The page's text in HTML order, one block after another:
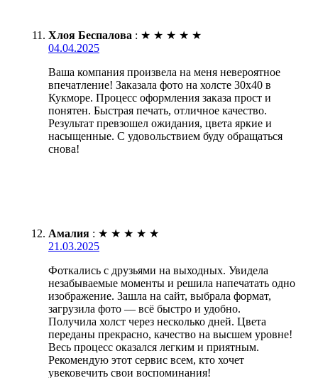
Хлоя Беспалова : ★ ★ ★ ★ ★
04.04.2025
Ваша компания произвела на меня невероятное
впечатление! Заказала фото на холсте 30х40 в
Кукморе. Процесс оформления заказа прост и
понятен. Быстрая печать, отличное качество.
Результат превзошел ожидания, цвета яркие и
насыщенные. С удовольствием буду обращаться
снова!
Амалия : ★ ★ ★ ★ ★
21.03.2025
Фоткались с друзьями на выходных. Увидела
незабываемые моменты и решила напечатать одно
изображение. Зашла на сайт, выбрала формат,
загрузила фото — всё быстро и удобно.
Получила холст через несколько дней. Цвета
переданы прекрасно, качество на высшем уровне!
Весь процесс оказался легким и приятным.
Рекомендую этот сервис всем, кто хочет
увековечить свои воспоминания!